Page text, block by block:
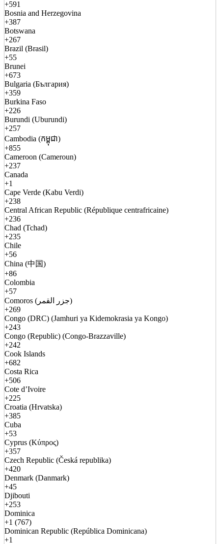
+591
Bosnia and Herzegovina
+387
Botswana
+267
Brazil (Brasil)
+55
Brunei
+673
Bulgaria (България)
+359
Burkina Faso
+226
Burundi (Uburundi)
+257
Cambodia (កម្ពុជា)
+855
Cameroon (Cameroun)
+237
Canada
+1
Cape Verde (Kabu Verdi)
+238
Central African Republic (République centrafricaine)
+236
Chad (Tchad)
+235
Chile
+56
China (中国)
+86
Colombia
+57
Comoros (جزر القمر)
+269
Congo (DRC) (Jamhuri ya Kidemokrasia ya Kongo)
+243
Congo (Republic) (Congo-Brazzaville)
+242
Cook Islands
+682
Costa Rica
+506
Cote d’Ivoire
+225
Croatia (Hrvatska)
+385
Cuba
+53
Cyprus (Κύπρος)
+357
Czech Republic (Česká republika)
+420
Denmark (Danmark)
+45
Djibouti
+253
Dominica
+1 (767)
Dominican Republic (República Dominicana)
+1